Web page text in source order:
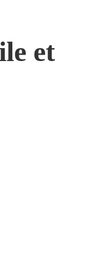
et